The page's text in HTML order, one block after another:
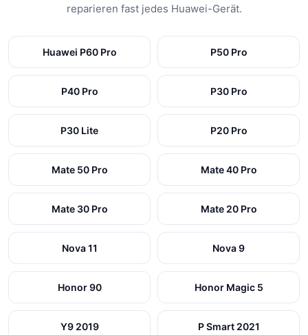
reparieren fast jedes Huawei-Gerät.
Huawei P60 Pro P50 Pro
P40 Pro P30 Pro
P30 Lite P20 Pro
Mate 50 Pro Mate 40 Pro
Mate 30 Pro Mate 20 Pro
Nova 11 Nova 9
Honor 90 Honor Magic 5
Y9 2019 P Smart 2021